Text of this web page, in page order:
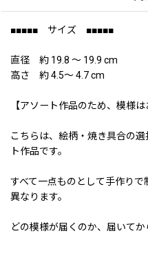
■■■■■ サイズ ■■■■■
直径 約 19.8 〜
高さ 約 4.5〜 4.7 cm
【アソート作品のため、模様は
こちらは、絵柄・焼き具合の
ト作品です。
すべて一点ものとして手作り
異なります。
どの模様が届くのか、届いてか